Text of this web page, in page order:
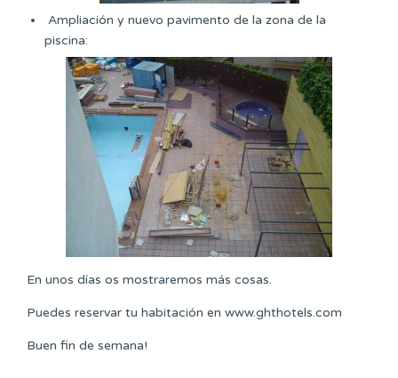
Ampliación y nuevo pavimento de la zona de la
piscina:
En unos días os mostraremos más cosas.
Puedes reservar tu habitación en www.ghthotels.com
Buen fin de semana!